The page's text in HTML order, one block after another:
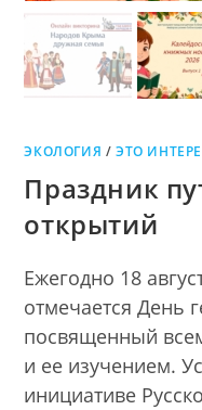
ЭКОЛОГИЯ /ЭТО
Праздник
открытий
Ежегодно 18
отмечается День
посвященный
и ее изучением.
инициативе